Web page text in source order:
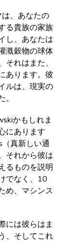
、あなたの
る貴族の家族
し、あなたは
漑穀物の球体
れはまた、
あります。彼
ルは、現実の
かもしれま
にあります
真新しい通
それから彼は
るものを説明
でなく、10
め、マシンス
には彼らはま
、そしてこれ